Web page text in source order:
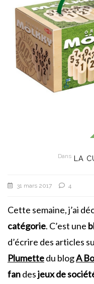
Dans LA
31 mars 2017 4
Cette semaine, j’ai
catégorie. C’est une
d’écrire des articles
Plumettedu blogA
fandesjeux de